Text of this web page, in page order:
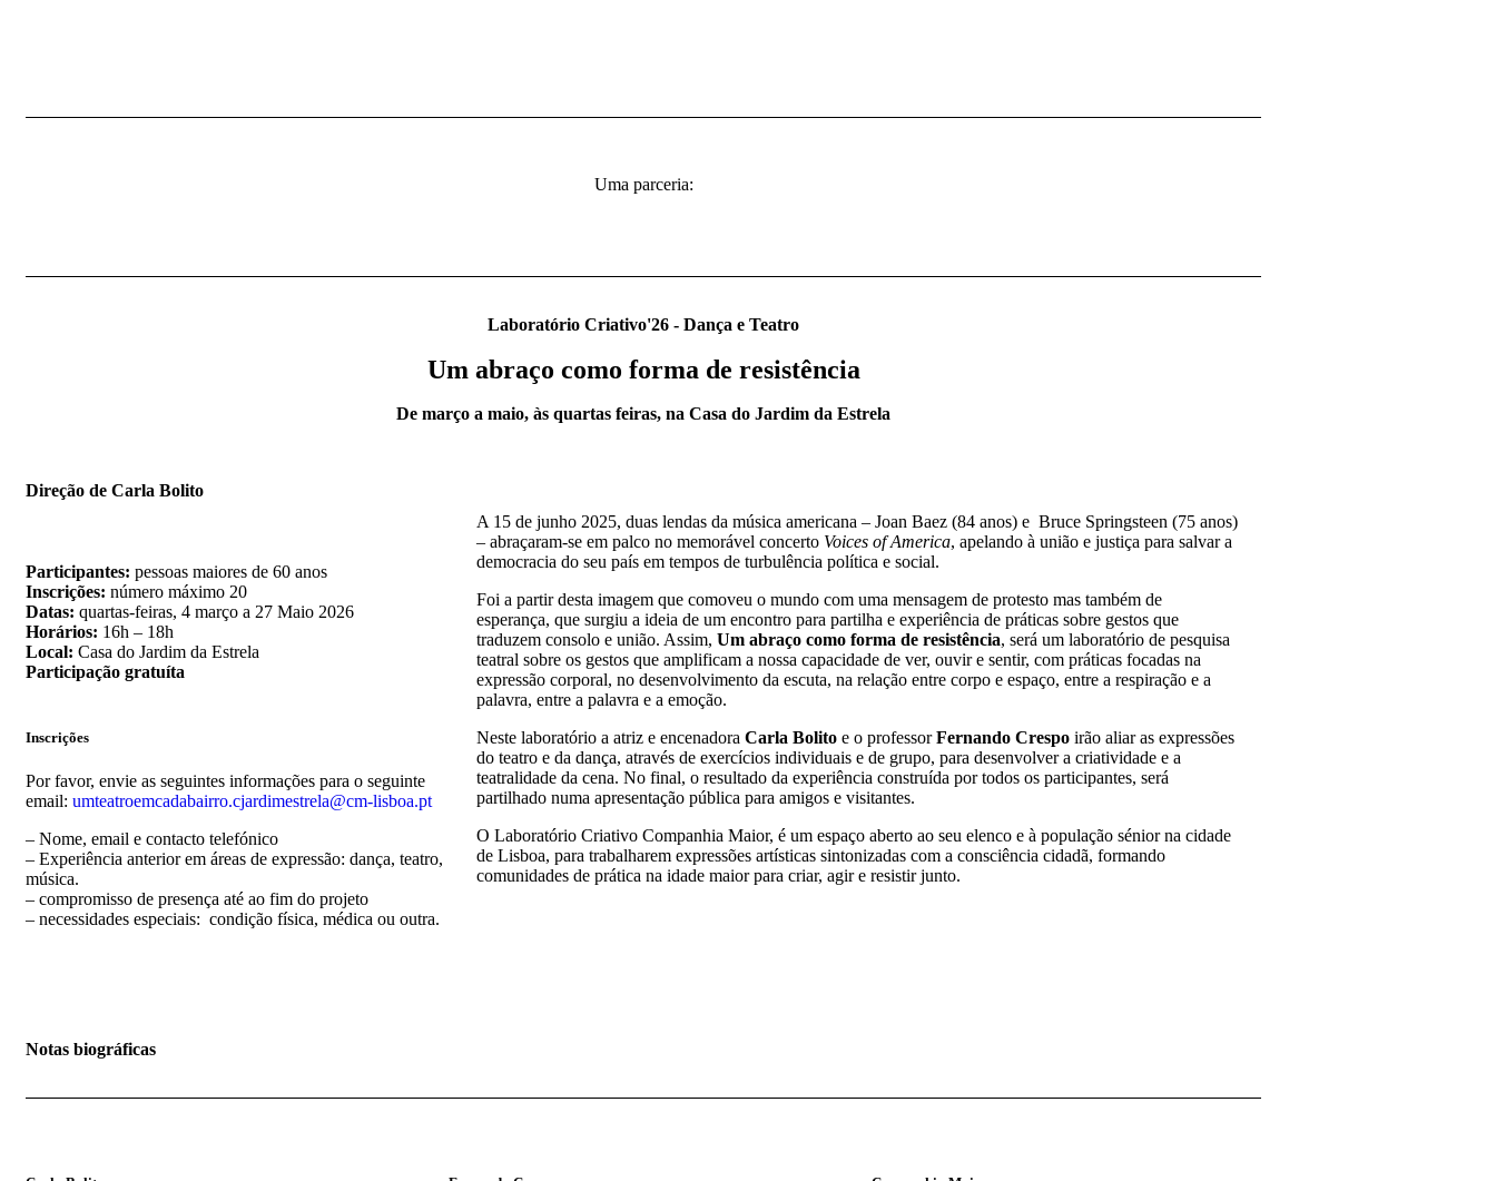
Uma parceria:
Laboratório Criativo'26 - Dança e Teatro
Um abraço como forma de resistência
De março a maio, às quartas feiras, na Casa do Jardim da Estrela
Direção de Carla Bolito
Participantes: pessoas maiores de 60 anos
Inscrições: número máximo 20
Datas: quartas-feiras, 4 março a 27 Maio 2026
Horários: 16h – 18h
Local: Casa do Jardim da Estrela
Participação gratuíta
Inscrições
Por favor, envie as seguintes informações para o seguinte
email: umteatroemcadabairro.cjardimestrela@cm-lisboa.pt
– Nome, email e contacto telefónico
– Experiência anterior em áreas de expressão: dança, teatro,
música.
– compromisso de presença até ao fim do projeto
– necessidades especiais: condição física, médica ou outra.
A 15 de junho 2025, duas lendas da música americana – Joan Baez (84 anos) e Bruce Springsteen (75 anos)
– abraçaram-se em palco no memorável concerto Voices of America, apelando à união e justiça para salvar a
democracia do seu país em tempos de turbulência política e social.
Foi a partir desta imagem que comoveu o mundo com uma mensagem de protesto mas também de
esperança, que surgiu a ideia de um encontro para partilha e experiência de práticas sobre gestos que
traduzem consolo e união. Assim,Um abraço como forma de resistência, será um laboratório de pesquisa
teatral sobre os gestos que amplificam a nossa capacidade de ver, ouvir e sentir, com práticas focadas na
expressão corporal, no desenvolvimento da escuta, na relação entre corpo e espaço, entre a respiração e a
palavra, entre a palavra e a emoção.
Neste laboratório a atriz e encenadoraCarla Bolito e o professorFernando Crespo irão aliar as expressões
do teatro e da dança, através de exercícios individuais e de grupo, para desenvolver a criatividade e a
teatralidade da cena. No final, o resultado da experiência construída por todos os participantes, será
partilhado numa apresentação pública para amigos e visitantes.
O Laboratório Criativo Companhia Maior, é um espaço aberto ao seu elenco e à população sénior na cidade
de Lisboa, para trabalharem expressões artísticas sintonizadas com a consciência cidadã, formando
comunidades de prática na idade maior para criar, agir e resistir junto.
Notas biográficas